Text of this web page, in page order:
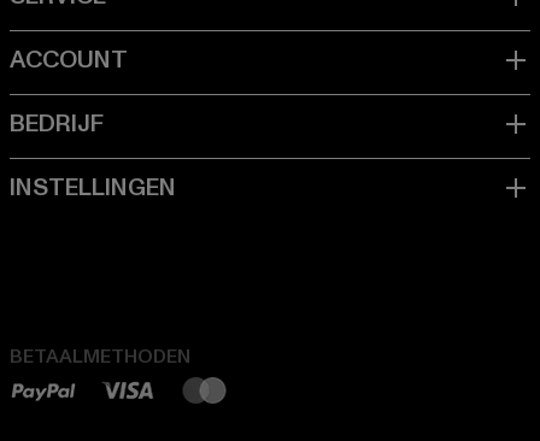
BETAALMETHODEN